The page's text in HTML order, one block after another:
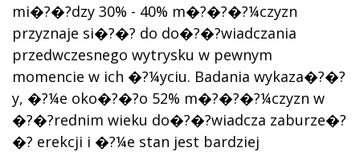
mi�?�?dzy 30% - 40% m�?�?�?¼czyzn
przyznaje si�?�? do do�?�?wiadczania
przedwczesnego wytrysku w pewnym
momencie w ich �?¼yciu. Badania wykaza�?�?
y, �?¼e oko�?�?o 52% m�?�?�?¼czyzn w
�?�?rednim wieku do�?�?wiadcza zaburze�?
�? erekcji i �?¼e stan jest bardziej